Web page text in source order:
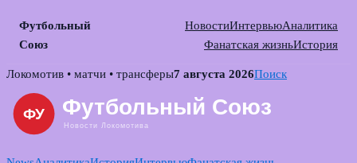
Футбольный
Союз
НовостиИнтервьюАналитика
Фанатская жизньИстория
Skip
content
Локомотив • матчи • трансферы7 августа 2026Поиск